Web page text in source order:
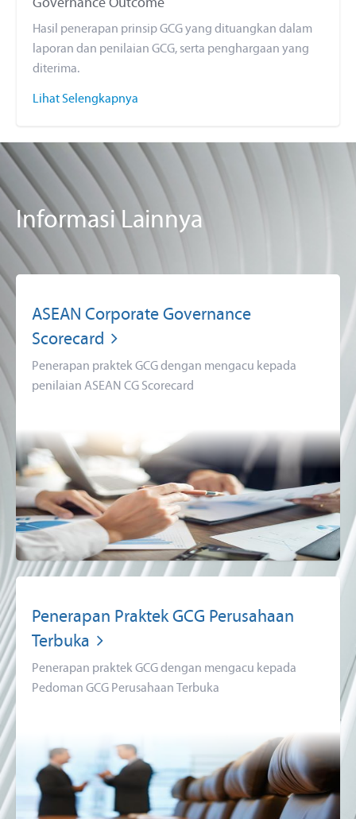
Governance Outcome
Hasil penerapan prinsip GCG yang dituangkan dalam
laporan dan penilaian GCG, serta penghargaan yang
diterima.
Lihat Selengkapnya
Informasi Lainnya
ASEAN Corporate Governance
Scorecard
Penerapan praktek GCG dengan mengacu kepada
penilaian ASEAN CG Scorecard
Penerapan Praktek GCG Perusahaan
Terbuka
Penerapan praktek GCG dengan mengacu kepada
Pedoman GCG Perusahaan Terbuka